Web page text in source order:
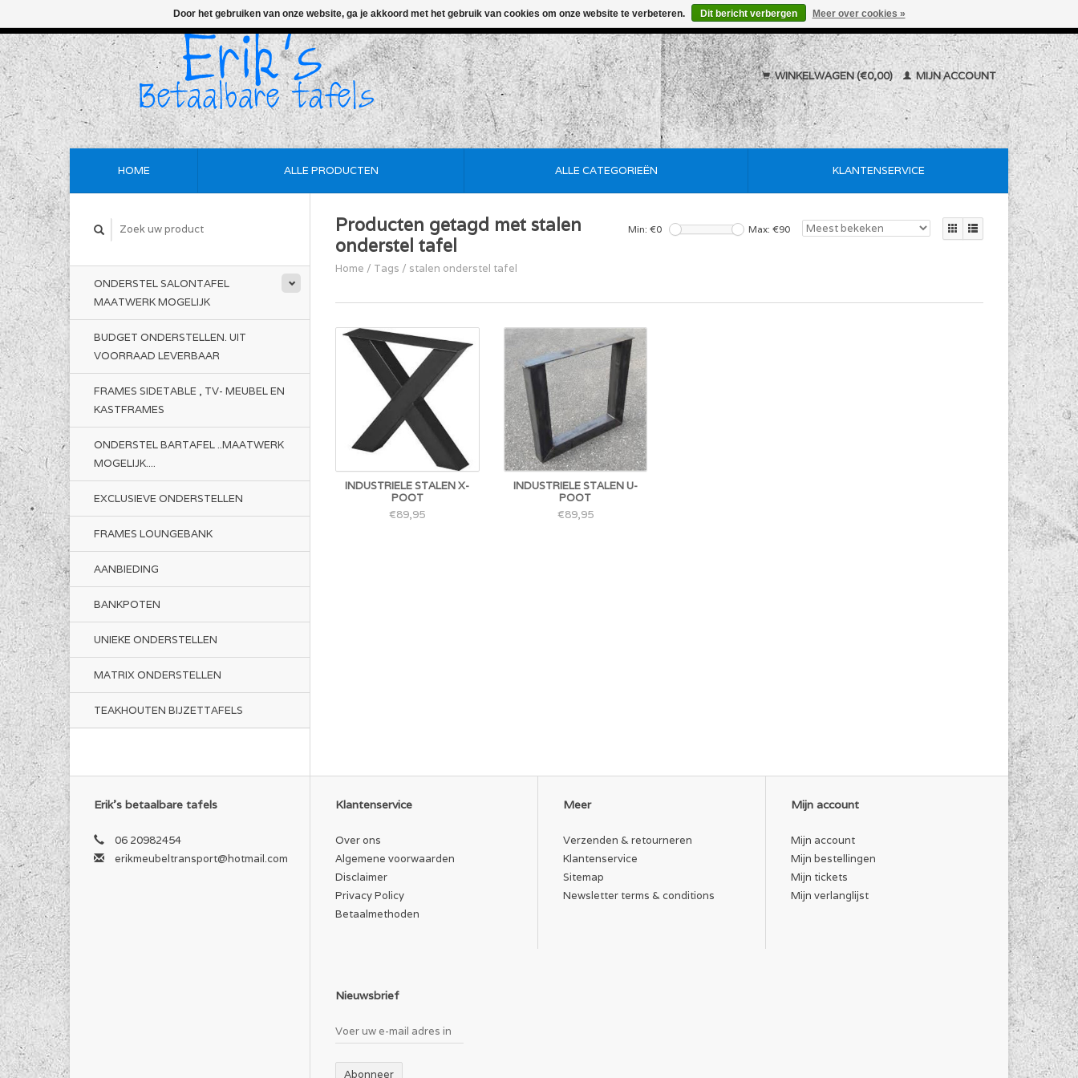
WINKELWAGEN (€0,00) MIJN ACCOUNT
HOME ALLE PRODUCTEN ALLE CATEGORIEËN KLANTENSERVICE
ONDERSTEL SALONTAFEL
MAATWERK MOGELIJK
BUDGET ONDERSTELLEN. UIT
VOORRAAD LEVERBAAR
FRAMES SIDETABLE , TV- MEUBEL EN
KASTFRAMES
ONDERSTEL BARTAFEL ..MAATWERK
MOGELIJK....
EXCLUSIEVE ONDERSTELLEN
FRAMES LOUNGEBANK
AANBIEDING
BANKPOTEN
UNIEKE ONDERSTELLEN
MATRIX ONDERSTELLEN
TEAKHOUTEN BIJZETTAFELS
Producten getagd met stalen
onderstel tafel
Home / Tags / stalen onderstel tafel
Min: €0 Max: €90
INDUSTRIELE STALEN X-
POOT
€89,95
INDUSTRIELE STALEN U-
POOT
€89,95
Erik's betaalbare tafels
06 20982454
erikmeubeltransport@hotmail.com
Klantenservice
Over ons
Algemene voorwaarden
Disclaimer
Privacy Policy
Betaalmethoden
Meer
Verzenden & retourneren
Klantenservice
Sitemap
Newsletter terms & conditions
Mijn account
Mijn account
Mijn bestellingen
Mijn tickets
Mijn verlanglijst
Nieuwsbrief
Abonneer
Door het gebruiken van onze website, ga je akkoord met het gebruik van cookies om onze website te verbeteren. Dit bericht verbergen Meer over cookies »
• Korte Levertijd • Maatwerk Mogelijk • De Goedkoopste